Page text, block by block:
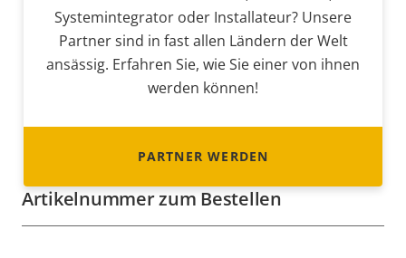
Systemintegrator oder Installateur? Unsere
Partner sind in fast allen Ländern der Welt
ansässig. Erfahren Sie, wie Sie einer von ihnen
werden können!
PARTNER WERDEN
Artikelnummer zum Bestellen